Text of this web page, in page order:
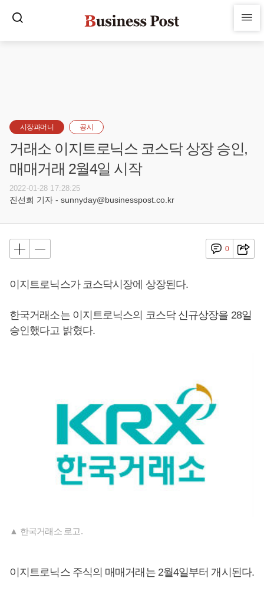
시장과머니 공시
거래소 이지트로닉스 코스닥 상장 승인,
매매거래 2월4일 시작
2022-01-28 17:28:25
진선희 기자 - sunnyday@businesspost.co.kr
0
이지트로닉스가 코스닥시장에 상장된다.
한국거래소는 이지트로닉스의 코스닥 신규상장을 28일
승인했다고 밝혔다.
▲ 한국거래소 로고.
이지트로닉스 주식의 매매거래는 2월4일부터 개시된다.